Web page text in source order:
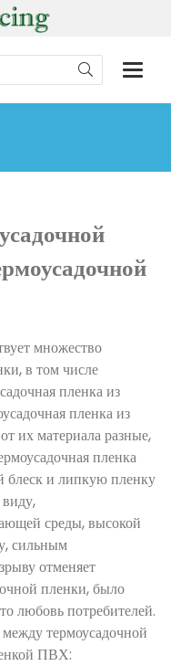
множество
в том числе
пленка из
пленка из
их материала разные,
пленка
блеск и липкую пленку
среды, высокой
сильным
отменяет
пленки, было
любовь потребителей.
термоусадочной
ПВХ: